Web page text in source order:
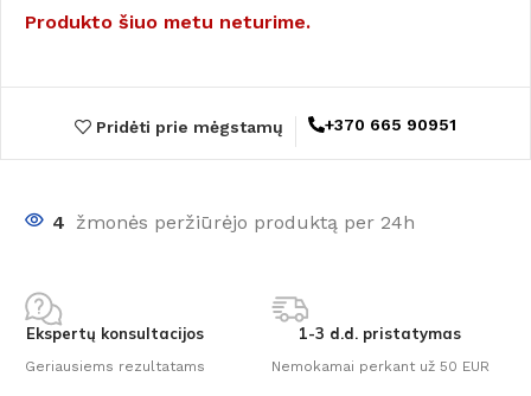
Produkto šiuo metu neturime.
Pridėti prie mėgstamų +370 665 90951
4 žmonės peržiūrėjo produktą per 24h
Ekspertų konsultacijos
Geriausiems rezultatams
1-3 d.d. pristatymas
Nemokamai perkant už 50 EUR